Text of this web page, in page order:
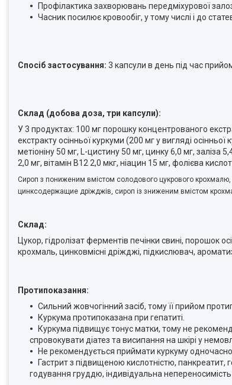
Профілактика захворювань передміхурової
Часник посилює кровообіг, у тому числі і до
Спосіб застосування: 3 капсули в день під час
Склад (добова доза, три капсули):
У 3 продуктах: 100 мг порошку концентрованого
екстракту осінньої куркуми (200 мг у вигляді
метіоніну 50 мг, L-цистину 50 мг, цинку 6,0 мг, заліза
2,0 мг, вітамін B12 2,0 мкг, ніацин 15 мг, фолієва
Сироп з пониженим вмістом солодового цукрового крохмалю,
цинксодержащие дріжджів, сироп із зниженим вмістом
Склад:
Цукор, гідролізат ферментів печінки свині, порошок
крохмаль, цинковмісні дріжджі, підкислювач,
Протипоказання:
Сильний жовчогінний засіб, тому її прийом
Куркума протипоказана при гепатиті.
Куркума підвищує тонус матки, тому не
спровокувати діатез та висипання на шкірі у
Не рекомендується приймати куркуму
Гастрит з підвищеною кислотністю,
годування груддю, індивідуальна непереносимість